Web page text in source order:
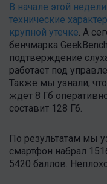
В начале этой
технические
крупной утечке . А
бенчмарка
подтверждение
работает под
Также мы узнали,
ждет 8 Гб
составит 128 Гб.
По результатам мы
смартфон набрал
5420 баллов.